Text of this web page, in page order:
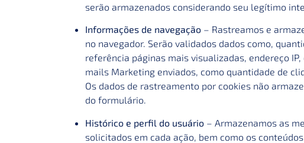
serão armazenados considerando seu legítimo
Informações de navegação – Rastreamos e
no navegador. Serão validados dados como,
referência páginas mais visualizadas, endereço
mails Marketing enviados, como quantidade de
Os dados de rastreamento por cookies não
do formulário.
Histórico e perfil do usuário – Armazenamos as
solicitados em cada ação, bem como os